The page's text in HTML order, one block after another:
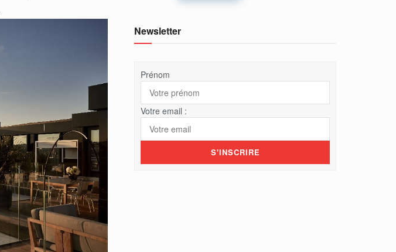
Newsletter
Prénom
Votre email :